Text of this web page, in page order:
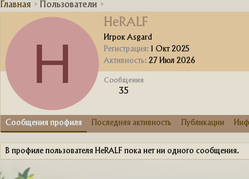
Главная Пользователи
H
HeRALF
Игрок Asgard
Регистрация
1 Окт 2025
Активность 27 Июл 2026
Сообщения
35
Сообщения профиля Последняя активность Публикации
В профиле пользователя HeRALF пока нет ни одного сообщения.